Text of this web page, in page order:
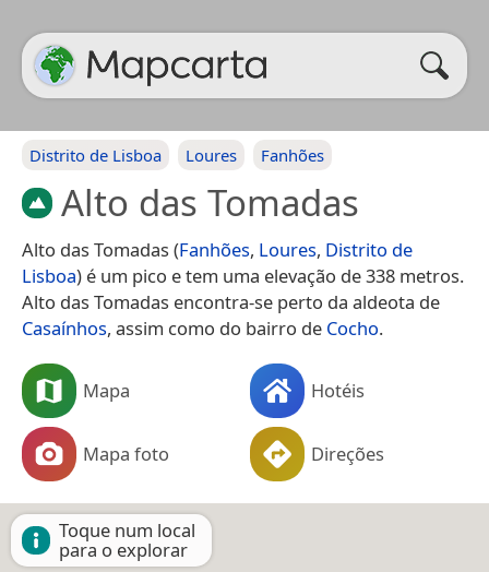
Distrito de Lisboa Loures Fanhões
Alto das Tomadas
Alto das Tomadas (Fanhões, Loures, Distrito de
Lisboa) é um pico e tem uma elevação de 338 metros.
Alto das Tomadas encontra-se perto da aldeota de
Casaínhos, assim como do bairro de Cocho.
Mapa Hotéis
Mapa foto Direções
Toque num local
para o explorar